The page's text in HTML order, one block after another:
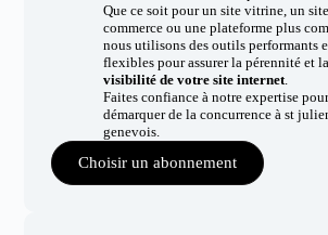
Que ce soit pour un site vitrine, un
commerce ou une plateforme plus
nous utilisons des outils performants
flexibles pour assurer la pérennité et la
visibilité de votre site internet.
Faites confiance à notre expertise
démarquer de la concurrence à st
genevois.
Choisir un abonnement